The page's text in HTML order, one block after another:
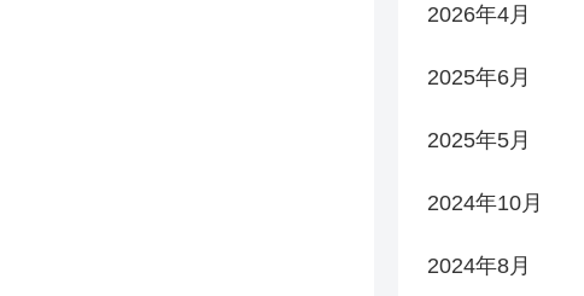
2026年4月
2025年6月
2025年5月
2024年10月
2024年8月